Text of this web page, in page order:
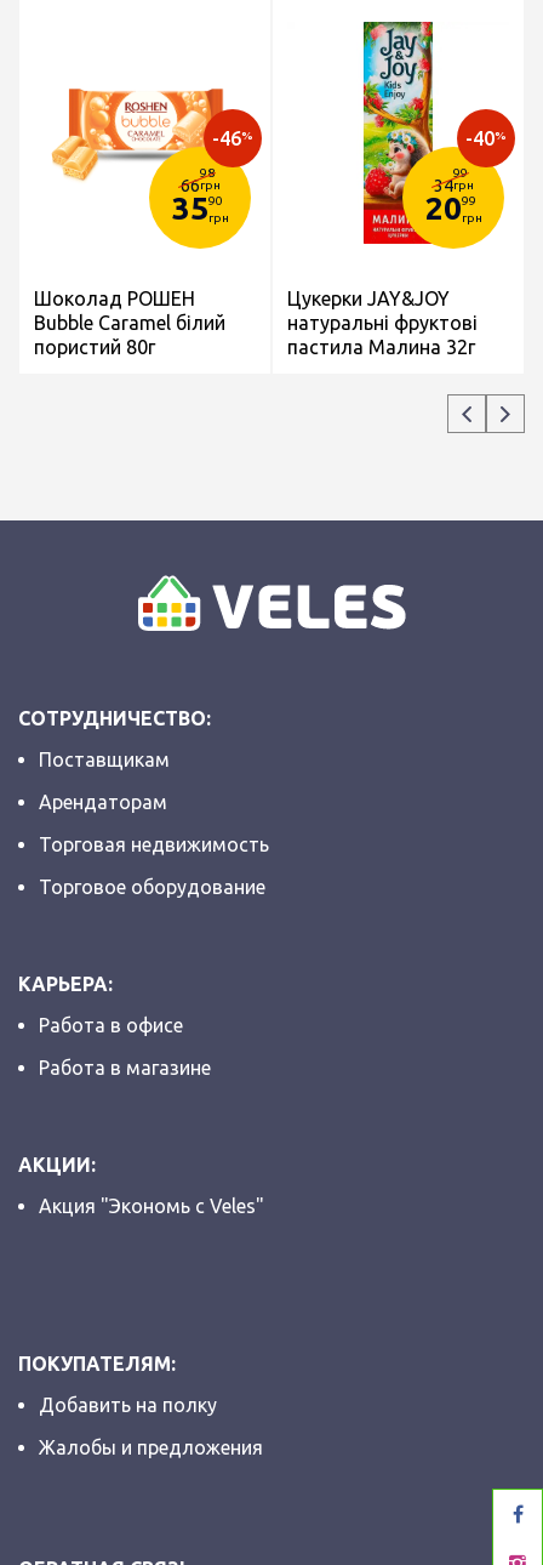
66
98
грн
3590
грн
-46%
Шоколад РОШЕН
Bubble Caramel білий
пористий 80г
34
99
грн
2099
грн
-40%
Цукерки JAY&JOY
натуральні фруктові
пастила Малина 32г
СОТРУДНИЧЕСТВО:
Поставщикам
Арендаторам
Торговая недвижимость
Торговое оборудование
КАРЬЕРА:
Работа в офисе
Работа в магазине
АКЦИИ:
Акция "Экономь с Veles"
ПОКУПАТЕЛЯМ:
Добавить на полку
Жалобы и предложения